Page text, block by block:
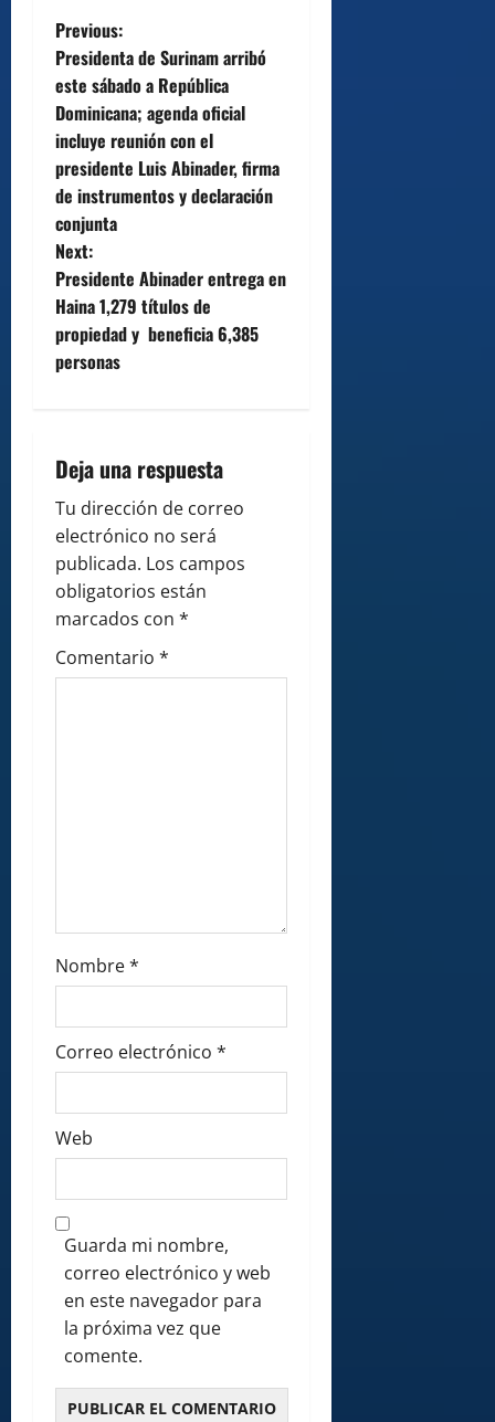
P
o
s
t
n
a
v
i
a
t
i
o
n
Previous:
Presidenta de Surinam arribó
este sábado a República
Dominicana; agenda oficial
incluye reunión con el
presidente Luis Abinader, firma
de instrumentos y declaración
conjunta
Next:
Presidente Abinader entrega en
Haina 1,279 títulos de
propiedad y beneficia 6,385
personas
Deja una respuesta
Tu dirección de correo
electrónico no será
publicada. Los campos
obligatorios están
marcados con *
Comentario *
Nombre*
Correo electrónico *
Web
Guarda mi nombre,
correo electrónico y web
en este navegador para
la próxima vez que
comente.